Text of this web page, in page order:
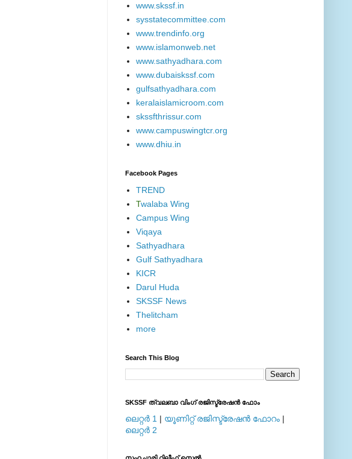
www.skssf.in
sysstatecommittee.com
www.trendinfo.org
www.islamonweb.net
www.sathyadhara.com
www.dubaiskssf.com
gulfsathyadhara.com
keralaislamicroom.com
skssfthrissur.com
www.campuswingtcr.org
www.dhiu.in
Facebook Pages
TREND
Twalaba Wing
Campus Wing
Viqaya
Sathyadhara
Gulf Sathyadhara
KICR
Darul Huda
SKSSF News
Thelitcham
more
Search This Blog
SKSSF ത്വലബാ വിംഗ് രജിസ്ട്രേഷന്‍ ഫോം
ലെറ്റര്‍ 1 | യൂണിറ്റ് രജിസ്ട്രേഷന്‍ ഫോറം |
ലെറ്റര്‍ 2